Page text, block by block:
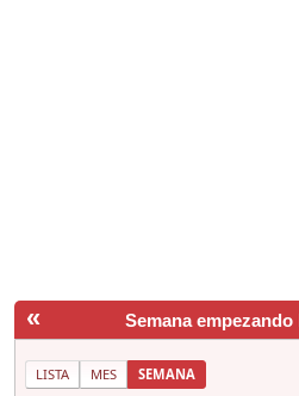
« Semana empezando
LISTA MES SEMANA